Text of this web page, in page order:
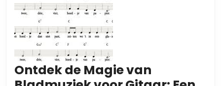
Ontdek de Magie van